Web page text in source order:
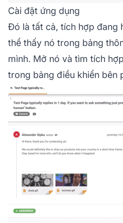
Cài đặt ứng dụng
Đó là tất cả, tích hợp đang
thể thấy nó trong bảng
mình. Mở nó và tìm tích
trong bảng điều khiển bên